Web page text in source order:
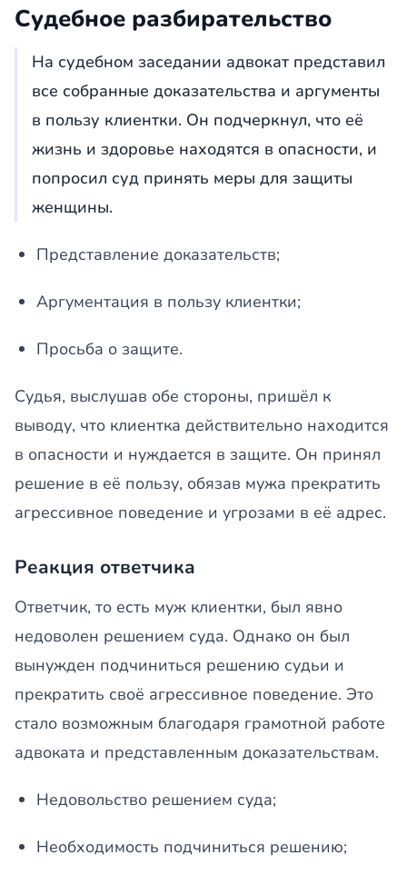
Судебное разбирательство
На судебном заседании адвокат представил
все собранные доказательства и аргументы
в пользу клиентки. Он подчеркнул, что её
жизнь и здоровье находятся в опасности, и
попросил суд принять меры для защиты
женщины.
Представление доказательств;
Аргументация в пользу клиентки;
Просьба о защите.
Судья, выслушав обе стороны, пришёл к
выводу, что клиентка действительно находится
в опасности и нуждается в защите. Он принял
решение в её пользу, обязав мужа прекратить
агрессивное поведение и угрозами в её адрес.
Реакция ответчика
Ответчик, то есть муж клиентки, был явно
недоволен решением суда. Однако он был
вынужден подчиниться решению судьи и
прекратить своё агрессивное поведение. Это
стало возможным благодаря грамотной работе
адвоката и представленным доказательствам.
Недовольство решением суда;
Необходимость подчиниться решению;